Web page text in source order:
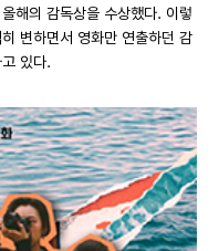
해의 감독상을 수상했다. 이렇
변하면서 영화만 연출하던 감
있다.